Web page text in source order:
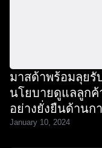
มาสด้าพร้อมลุยรั
นโยบายดูแลลูกค้
อย่างยั่งยืนด้านก
January 10, 2024